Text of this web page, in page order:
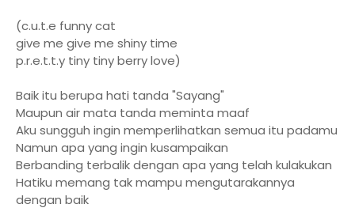
(c.u.t.e funny cat
give me give me shiny time
p.r.e.t.t.y tiny tiny berry love)
Baik itu berupa hati tanda "Sayang"
Maupun air mata tanda meminta maaf
Aku sungguh ingin memperlihatkan semua itu padamu
Namun apa yang ingin kusampaikan
Berbanding terbalik dengan apa yang telah kulakukan
Hatiku memang tak mampu mengutarakannya
dengan baik